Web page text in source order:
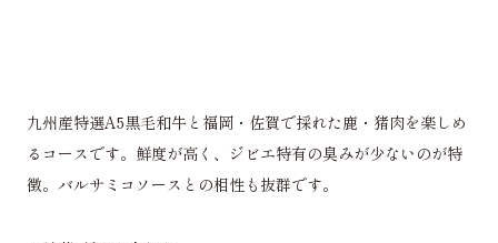
九州産特選A5黒毛和牛と福岡・佐賀で採れた鹿・猪肉を楽しめ
るコースです。鮮度が高く、ジビエ特有の臭みが少ないのが特
徴。バルサミコソースとの相性も抜群です。